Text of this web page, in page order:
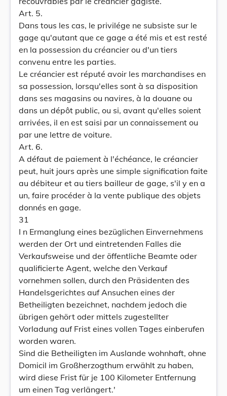
Art. 5.
Dans tous les cas, le privilége ne subsiste sur le
gage qu'autant que ce gage a été mis et est resté
en la possession du créancier ou d'un tiers
convenu entre les parties.
Le créancier est réputé avoir les marchandises en
sa possession, lorsqu'elles sont à sa disposition
dans ses magasins ou navires, à la douane ou
dans un dépôt public, ou si, avant qu'elles soient
arrivées, il en est saisi par un connaissement ou
par une lettre de voiture.
Art. 6.
A défaut de paiement à l'échéance, le créancier
peut, huit jours après une simple signification faite
au débiteur et au tiers bailleur de gage, s'il y en a
un, faire procéder à la vente publique des objets
donnés en gage.
31
I n Ermanglung eines bezüglichen Einvernehmens
werden der Ort und eintretenden Falles die
Verkaufsweise und der öffentliche Beamte oder
qualificierte Agent, welche den Verkauf
vornehmen sollen, durch den Präsidenten des
Handelsgerichtes auf Ansuchen eines der
Betheiligten bezeichnet, nachdem jedoch die
übrigen gehört oder mittels zugestellter
Vorladung auf Frist eines vollen Tages einberufen
worden waren.
Sind die Betheiligten im Auslande wohnhaft, ohne
Domicil im Großherzogthum erwählt zu haben,
wird diese Frist für je 100 Kilometer Entfernung
um einen Tag verlängert.'